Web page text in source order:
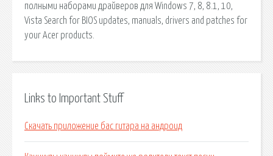
полными наборами драйверов для Windows 7, 8, 8.1, 10,
Vista Search for BIOS updates, manuals, drivers and patches for
your Acer products.
Links to Important Stuff
Скачать приложение бас гитара на андроид